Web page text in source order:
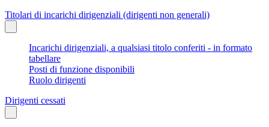
Titolari di incarichi dirigenziali (dirigenti non generali)
Incarichi dirigenziali, a qualsiasi titolo conferiti - in formato
tabellare
Posti di funzione disponibili
Ruolo dirigenti
Dirigenti cessati